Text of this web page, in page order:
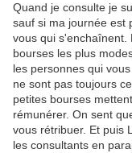
Quand je consulte je
sauf si ma journée est
vous qui s'enchaînent.
bourses les plus
les personnes qui
ne sont pas toujours
petites bourses
rémunérer. On sent
vous rétribuer. Et puis
les consultants en